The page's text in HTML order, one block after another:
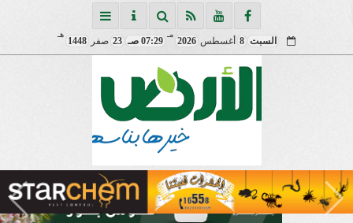
السبت 8 أغسطس 2026
مـ
07:29 صـ 23 صفر 1448
هـ